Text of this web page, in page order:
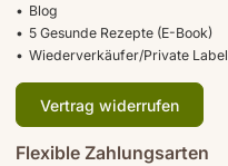
Blog
5 Gesunde Rezepte (E-Book)
Wiederverkäufer/Private Label
Vertrag widerrufen
Flexible Zahlungsarten